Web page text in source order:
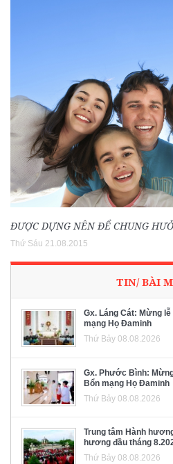
ĐƯỢC DỰNG NÊN ĐỂ CHUNG
Thứ Sáu 21.08.2015
TIN/ BÀI
Gx. Láng Cát: Mừng
mạng Họ Đaminh
Thứ Bảy 08.08.2026
Gx. Phước Bình:
Bổn mạng Họ Đaminh
Thứ Bảy 08.08.2026
Trung tâm Hành
hương đầu tháng
Thứ Bảy 08.08.2026